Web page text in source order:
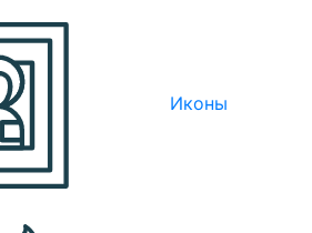
Иконы